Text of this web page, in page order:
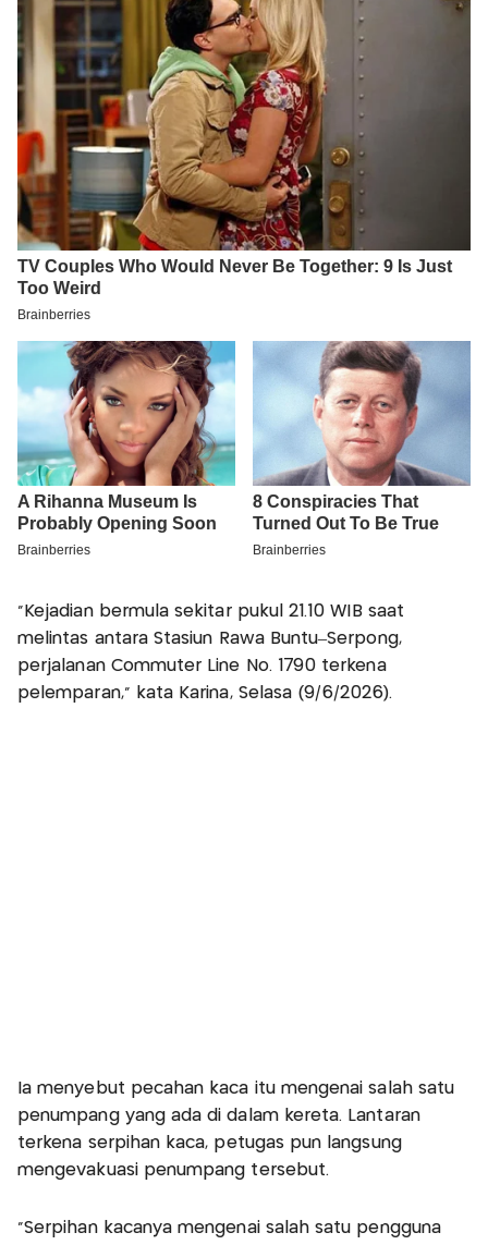
"Kejadian bermula sekitar pukul 21.10 WIB saat
melintas antara Stasiun Rawa Buntu–Serpong,
perjalanan Commuter Line No. 1790 terkena
pelemparan," kata Karina, Selasa (9/6/2026).
Ia menyebut pecahan kaca itu mengenai salah satu
penumpang yang ada di dalam kereta. Lantaran
terkena serpihan kaca, petugas pun langsung
mengevakuasi penumpang tersebut.
"Serpihan kacanya mengenai salah satu pengguna